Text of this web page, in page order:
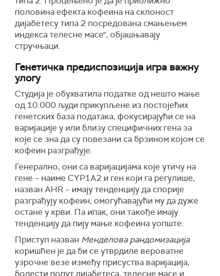
половина ефекта кофеина на склоност
дијабетесу типа 2 посредована смањењем
индекса телесне масе", објашњавају
стручњаци.
Генетичка предиспозиција игра важну
улогу
Студија је обухватила податке од нешто мање
од 10.000 људи прикупљене из постојећих
генетских база података, фокусирајући се на
варијације у или близу специфичних гена за
које се зна да су повезани са брзином којом се
кофеин разграђује.
Генерално, они са варијацијама које утичу на
гене – наиме CYP1A2 и ген који га регулише,
назван AHR – имају тенденцију да спорије
разграђују кофеин, омогућавајући му да дуже
остане у крви. Па ипак, они такође имају
тенденцију да пију мање кофеина уопште.
Приступ назван Менделова рандомизација
коришћен је да би се утврдиле вероватне
узрочне везе између присуства варијација,
болести попут дијабетеса, телесне масе и